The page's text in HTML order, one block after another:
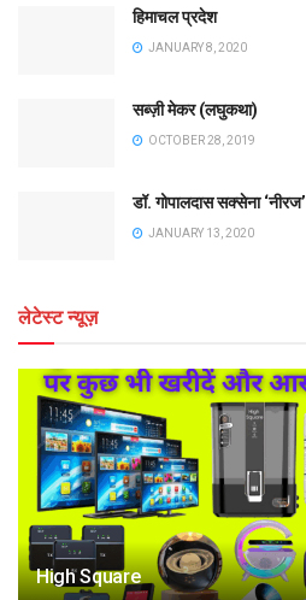
हिमाचल प्रदेश
JANUARY 8, 2020
सब्ज़ी मेकर (लघुकथा)
OCTOBER 28, 2019
डॉ. गोपालदास सक्सेना ‘नीरज’
JANUARY 13, 2020
लेटेस्ट न्यूज़
High Square